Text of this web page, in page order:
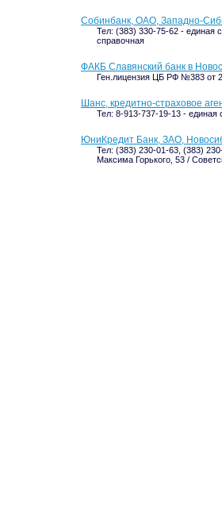
Собинбанк, ОАО, Западно-
Тел: (383) 330-75-62 - единая
справочная
ФАКБ Славянский банк в
Ген.лицензия ЦБ РФ №383 от
Шанс, кредитно-страховое
Тел: 8-913-737-19-13 - единая
ЮниКредит Банк, ЗАО,
Тел: (383) 230-01-63, (383)
Максима Горького, 53 /